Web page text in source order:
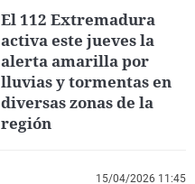
El 112 Extremadura
activa este jueves la
alerta amarilla por
lluvias y tormentas en
diversas zonas de la
región
15/04/2026 11:45